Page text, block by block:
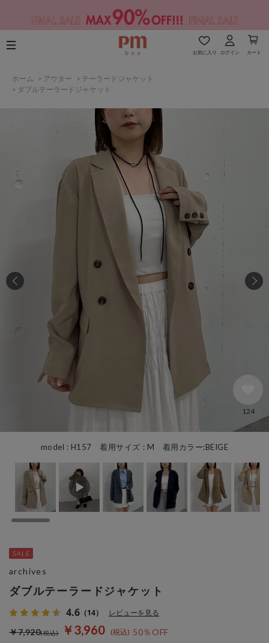
お気に入り ログイン カート
ホーム > アウター > テーラードジャケット
> ダブルテーラードジャケット
model : H157 着用サイズ : M 着用カラー:BEIGE
124
ダブルテーラードジャケット
4.6 （14） レビューを見る
￥3,960 50％OFF
￥7,920
archives